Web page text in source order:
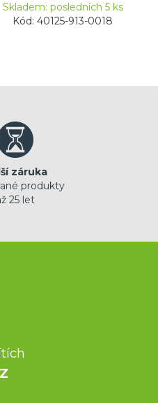
Skladem: posledních 5 ks
Kód: 40125-913-0018
záruka
produkty
25 let